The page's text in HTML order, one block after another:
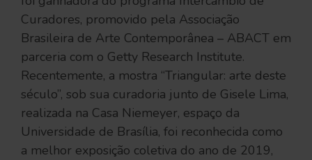
Curadores, promovido pela Associação
Brasileira de Arte Contemporânea – ABACT em
parceria com o Getty Research Institute.
Recentemente, a mostra “Triangular: arte deste
século”, sob sua curadoria junto de Gisele Lima,
realizada na Casa Niemeyer, espaço da
Universidade de Brasília, foi reconhecida como
a melhor exposição coletiva do ano de 2019,